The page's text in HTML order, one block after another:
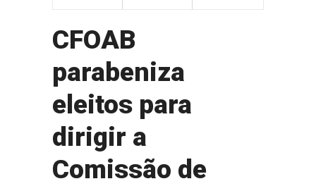
CFOAB
parabeniza
eleitos para
dirigir a
Comissão de